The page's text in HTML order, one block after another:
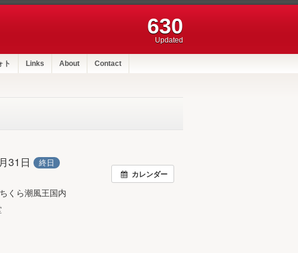
630
Updated
ト Links About Contact
カレンダー
31日 終日
くら潮風王国内